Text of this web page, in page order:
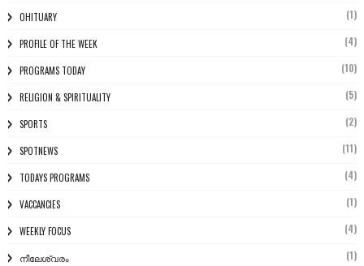
OHITUARY (1)
PROFILE OF THE WEEK (4)
PROGRAMS TODAY (10)
RELIGION & SPIRITUALITY (5)
SPORTS (2)
SPOTNEWS (11)
TODAYS PROGRAMS (4)
VACCANCIES (1)
WEEKLY FOCUS (4)
നീലേശ്വരം (1)